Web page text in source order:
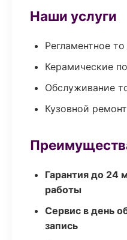
Наши услуги
Регламентное
Керамические
Обслуживание
Кузовной
Гарантия до 24
работы
Сервис в день
запись